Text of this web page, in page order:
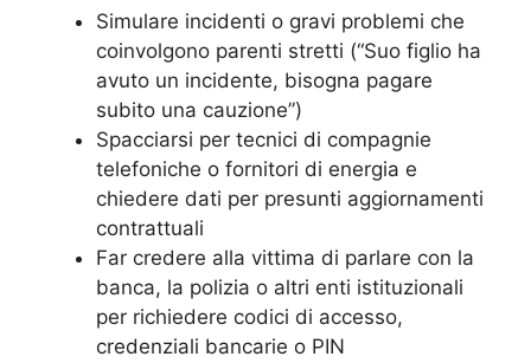
Simulare incidenti o gravi problemi che
coinvolgono parenti stretti (“Suo figlio ha
avuto un incidente, bisogna pagare
subito una cauzione”)
Spacciarsi per tecnici di compagnie
telefoniche o fornitori di energia e
chiedere dati per presunti aggiornamenti
contrattuali
Far credere alla vittima di parlare con la
banca, la polizia o altri enti istituzionali
per richiedere codici di accesso,
credenziali bancarie o PIN